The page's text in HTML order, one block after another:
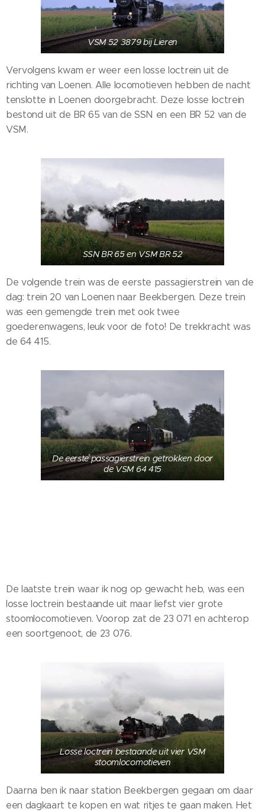
VSM 52 3879 bij Lieren
Vervolgens kwam er weer een losse loctrein uit de
richting van Loenen. Alle locomotieven hebben de nacht
tenslotte in Loenen doorgebracht. Deze losse loctrein
bestond uit de BR 65 van de SSN en een BR 52 van de
VSM.
SSN BR 65 en VSM BR 52
De volgende trein was de eerste passagierstrein van de
dag: trein 20 van Loenen naar Beekbergen. Deze trein
was een gemengde trein met ook twee
goederenwagens, leuk voor de foto! De trekkracht was
de 64 415.
De eerste passagierstrein getrokken door
de VSM 64 415
De laatste trein waar ik nog op gewacht heb, was een
losse loctrein bestaande uit maar liefst vier grote
stoomlocomotieven. Voorop zat de 23 071 en achterop
een soortgenoot, de 23 076.
Losse loctrein bestaande uit vier VSM
stoomlocomotieven
Daarna ben ik naar station Beekbergen gegaan om daar
een dagkaart te kopen en wat ritjes te gaan maken. Het